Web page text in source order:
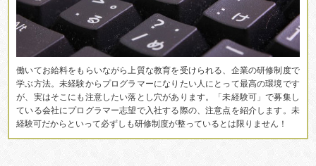
働いてお給料をもらいながら上質な教育を受けられる、企業の研修制度で
学ぶ方法。未経験からプログラマーになりたい人にとって最高の環境です
が、実はそこにも注意したい落とし穴があります。「未経験可」で募集し
ている会社にプログラマー志望で入社する際の、注意点を紹介します。未
経験可だからといって必ずしも研修制度が整っているとは限りません！